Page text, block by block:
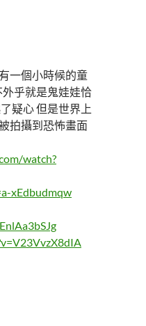
一個小時候的童
乎就是鬼娃娃恰
疑心 但是世界上
拍攝到恐怖畫面
watch?
xEdbudmqw